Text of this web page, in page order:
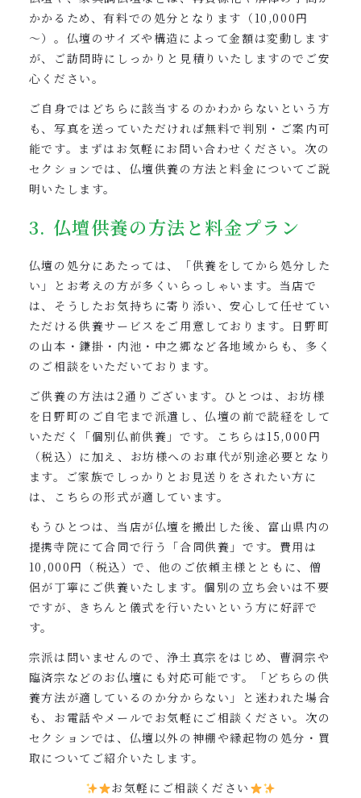
かかるため、有料での処分となります（10,000円
～）。仏壇のサイズや構造によって金額は変動します
が、ご訪問時にしっかりと見積りいたしますのでご安
心ください。
ご自身ではどちらに該当するのかわからないという方
も、写真を送っていただければ無料で判別・ご案内可
能です。まずはお気軽にお問い合わせください。次の
セクションでは、仏壇供養の方法と料金についてご説
明いたします。
3. 仏壇供養の方法と料金プラン
仏壇の処分にあたっては、「供養をしてから処分した
い」とお考えの方が多くいらっしゃいます。当店で
は、そうしたお気持ちに寄り添い、安心して任せてい
ただける供養サービスをご用意しております。日野町
の山本・鎌掛・内池・中之郷など各地域からも、多く
のご相談をいただいております。
ご供養の方法は2通りございます。ひとつは、お坊様
を日野町のご自宅まで派遣し、仏壇の前で読経をして
いただく「個別仏前供養」です。こちらは15,000円
（税込）に加え、お坊様へのお車代が別途必要となり
ます。ご家族でしっかりとお見送りをされたい方に
は、こちらの形式が適しています。
もうひとつは、当店が仏壇を搬出した後、富山県内の
提携寺院にて合同で行う「合同供養」です。費用は
10,000円（税込）で、他のご依頼主様とともに、僧
侶が丁寧にご供養いたします。個別の立ち会いは不要
ですが、きちんと儀式を行いたいという方に好評で
す。
宗派は問いませんので、浄土真宗をはじめ、曹洞宗や
臨済宗などのお仏壇にも対応可能です。「どちらの供
養方法が適しているのか分からない」と迷われた場合
も、お電話やメールでお気軽にご相談ください。次の
セクションでは、仏壇以外の神棚や縁起物の処分・買
取についてご紹介いたします。
お気軽にご相談ください